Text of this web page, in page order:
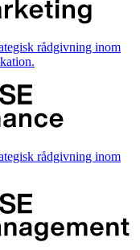
rådgivning inom
rådgivning inom